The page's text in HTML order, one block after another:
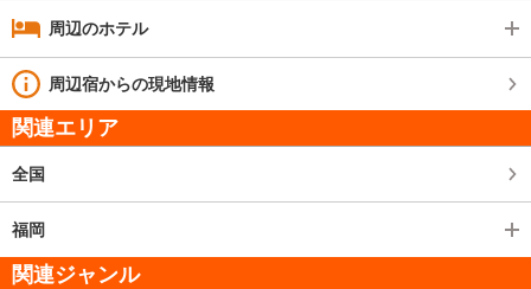
周辺のホテル
周辺宿からの現地情報
関連エリア
全国
福岡
関連ジャンル